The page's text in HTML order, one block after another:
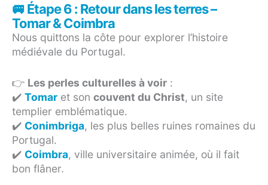
🚐 Étape 6 : Retour dans les terres –
Tomar & Coimbra
Nous quittons la côte pour explorer l’histoire
médiévale du Portugal.
👉 Les perles culturelles à voir :
✔️ Tomar et son couvent du Christ, un site
templier emblématique.
✔️ Conimbriga, les plus belles ruines romaines du
Portugal.
✔️ Coimbra, ville universitaire animée, où il fait
bon flâner.